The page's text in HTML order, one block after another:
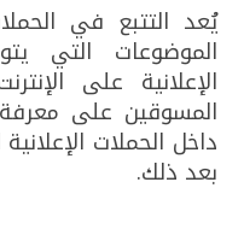
يُعد التتبع في
الموضوعات التي
الإعلانية على
المسوقين على
داخل الحملات
بعد ذلك.